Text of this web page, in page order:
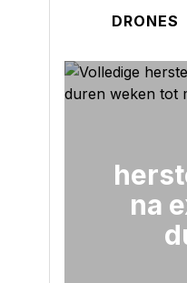
DRONES
na